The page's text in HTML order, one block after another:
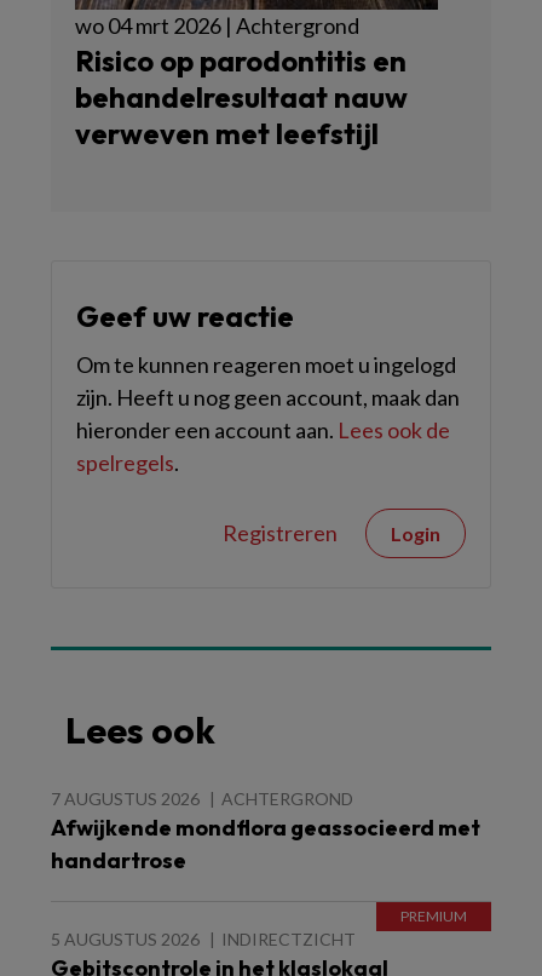
wo 04 mrt 2026 | Achtergrond
Risico op parodontitis en
behandelresultaat nauw
verweven met leefstijl
Geef uw reactie
Om te kunnen reageren moet u ingelogd
zijn. Heeft u nog geen account, maak dan
hieronder een account aan. Lees ook de
spelregels.
Registreren Login
Lees ook
7 AUGUSTUS 2026 ACHTERGROND
Afwijkende mondflora geassocieerd met
handartrose
5 AUGUSTUS 2026 INDIRECTZICHT
Gebitscontrole in het klaslokaal